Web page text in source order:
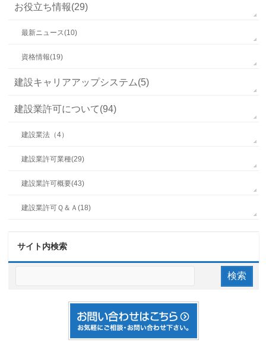
お役立ち情報(29)
最新ニュース(10)
資格情報(19)
建設キャリアアップシステム(5)
建設業許可について(94)
建設業法（4）
建設業許可業種(29)
建設業許可概要(43)
建設業許可Ｑ＆Ａ(18)
サイト内検索